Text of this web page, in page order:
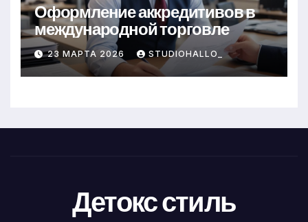
Оформление аккредитивов в
международной торговле
23 МАРТА 2026 STUDIOHALLO_
Детокс стиль